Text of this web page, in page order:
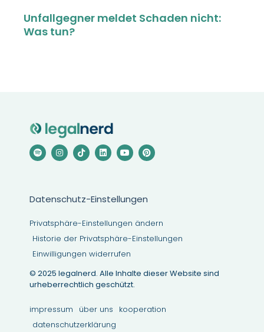
Unfallgegner meldet Schaden nicht:
Was tun?
Datenschutz-Einstellungen
Privatsphäre-Einstellungen ändern
Historie der Privatsphäre-Einstellungen
Einwilligungen widerrufen
© 2025 legalnerd. Alle Inhalte dieser Website sind
urheberrechtlich geschützt.
impressum über uns
kooperation
datenschutzerklärung